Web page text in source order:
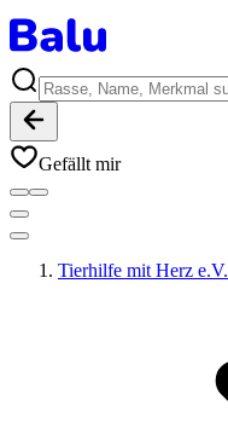
Gefällt mir
Tierhilfe mit Herz e.V.